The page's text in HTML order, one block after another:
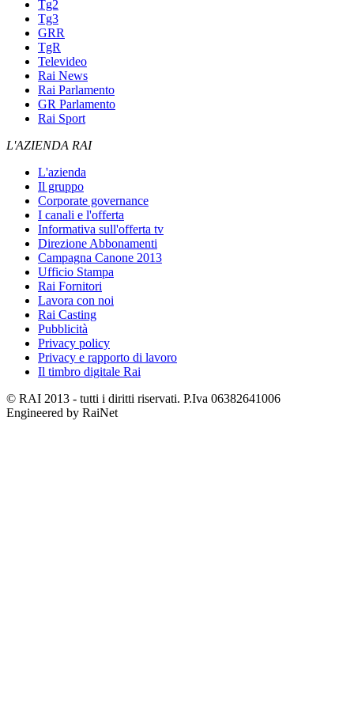
Tg2
Tg3
GRR
TgR
Televideo
Rai News
Rai Parlamento
GR Parlamento
Rai Sport
L'AZIENDA RAI
L'azienda
Il gruppo
Corporate governance
I canali e l'offerta
Informativa sull'offerta tv
Direzione Abbonamenti
Campagna Canone 2013
Ufficio Stampa
Rai Fornitori
Lavora con noi
Rai Casting
Pubblicità
Privacy policy
Privacy e rapporto di lavoro
Il timbro digitale Rai
© RAI 2013 - tutti i diritti riservati. P.Iva 06382641006
Engineered by RaiNet